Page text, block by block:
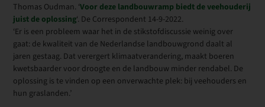
Thomas Oudman. ‘Voor deze landbouwramp biedt de veehouderij
juist de oplossing‘. De Correspondent 14-9-2022.
‘Er is een probleem waar het in de stikstofdiscussie weinig over
gaat: de kwaliteit van de Nederlandse landbouwgrond daalt al
jaren gestaag. Dat verergert klimaatverandering, maakt boeren
kwetsbaarder voor droogte en de landbouw minder rendabel. De
oplossing is te vinden op een onverwachte plek: bij veehouders en
hun graslanden.’